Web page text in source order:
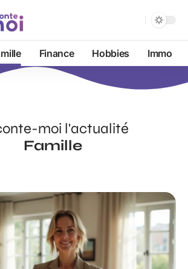
Finance Hobbies Immo
moi l'actualité
Famille